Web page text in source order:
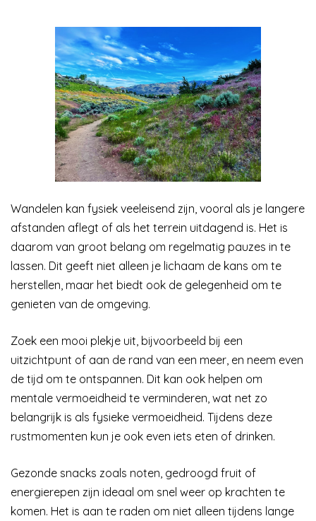
Wandelen kan fysiek veeleisend zijn, vooral als je langere
afstanden aflegt of als het terrein uitdagend is. Het is
daarom van groot belang om regelmatig pauzes in te
lassen. Dit geeft niet alleen je lichaam de kans om te
herstellen, maar het biedt ook de gelegenheid om te
genieten van de omgeving.
Zoek een mooi plekje uit, bijvoorbeeld bij een
uitzichtpunt of aan de rand van een meer, en neem even
de tijd om te ontspannen. Dit kan ook helpen om
mentale vermoeidheid te verminderen, wat net zo
belangrijk is als fysieke vermoeidheid. Tijdens deze
rustmomenten kun je ook even iets eten of drinken.
Gezonde snacks zoals noten, gedroogd fruit of
energierepen zijn ideaal om snel weer op krachten te
komen. Het is aan te raden om niet alleen tijdens lange